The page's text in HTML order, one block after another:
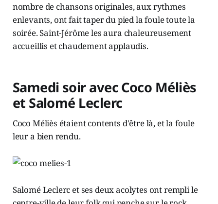
nombre de chansons originales, aux rythmes
enlevants, ont fait taper du pied la foule toute la
soirée. Saint-Jérôme les aura chaleureusement
accueillis et chaudement applaudis.
Samedi soir avec Coco Méliès
et Salomé Leclerc
Coco Méliès étaient contents d'être là, et la foule
leur a bien rendu.
Salomé Leclerc et ses deux acolytes ont rempli le